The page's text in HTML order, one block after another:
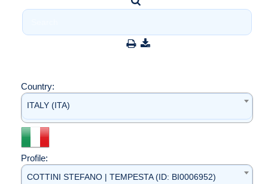
Country:
ITALY (ITA)
Profile:
COTTINI STEFANO | TEMPESTA (ID: BI0006952)